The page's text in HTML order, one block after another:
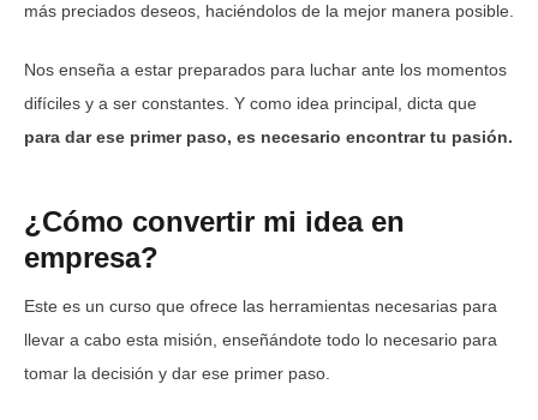
más preciados deseos, haciéndolos de la mejor manera posible.
Nos enseña a estar preparados para luchar ante los momentos
difíciles y a ser constantes. Y como idea principal, dicta que
para dar ese primer paso, es necesario encontrar tu pasión.
¿Cómo convertir mi idea en
empresa?
Este es un curso que ofrece las herramientas necesarias para
llevar a cabo esta misión, enseñándote todo lo necesario para
tomar la decisión y dar ese primer paso.